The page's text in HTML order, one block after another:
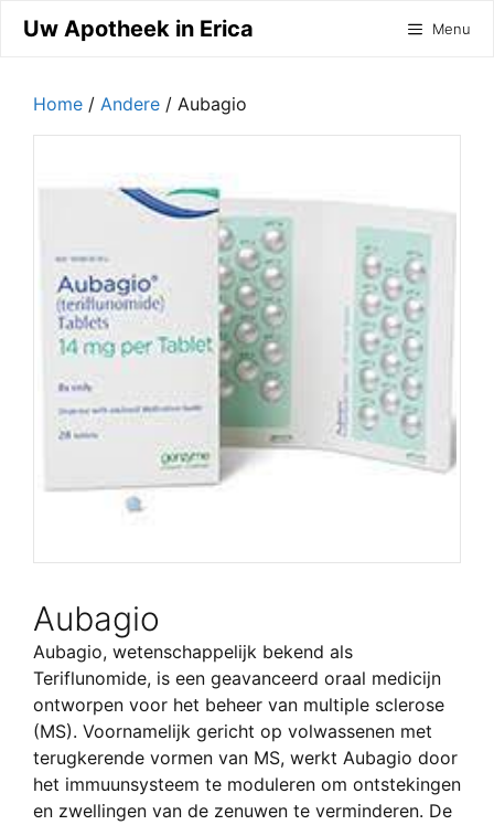
naar
inhoud
Uw Apotheek in Erica Menu
Home / Andere / Aubagio
Aubagio
Aubagio, wetenschappelijk bekend als
Teriflunomide, is een geavanceerd oraal medicijn
ontworpen voor het beheer van multiple sclerose
(MS). Voornamelijk gericht op volwassenen met
terugkerende vormen van MS, werkt Aubagio door
het immuunsysteem te moduleren om ontstekingen
en zwellingen van de zenuwen te verminderen. De